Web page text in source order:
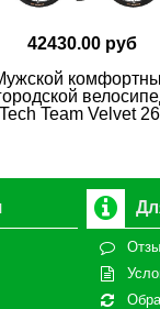
42430.00 руб
Tech Team Velvet